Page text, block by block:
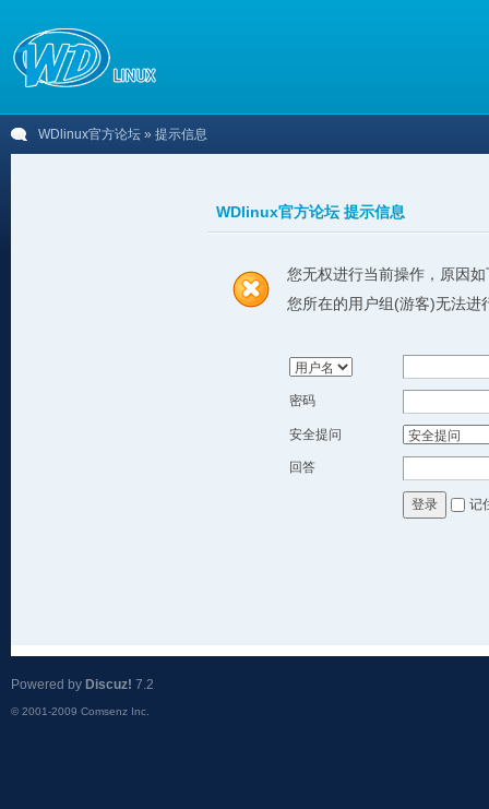
WDlinux官方论坛 » 提示信息
WDlinux官方论坛 提示信息
您无权进行当前操作，原因如
您所在的用户组(游客)无法进
密码
安全提问
回答
登录 记
Powered by Discuz! 7.2
© 2001-2009 Comsenz Inc.